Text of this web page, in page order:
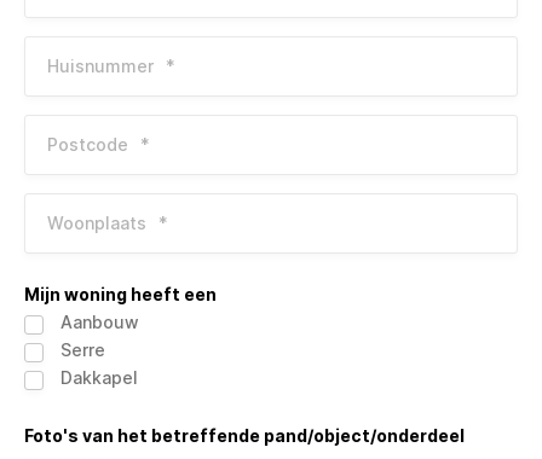
Huisnummer *
Postcode *
Woonplaats *
Mijn woning heeft een
Aanbouw
Serre
Dakkapel
Foto's van het betreffende pand/object/onderdeel